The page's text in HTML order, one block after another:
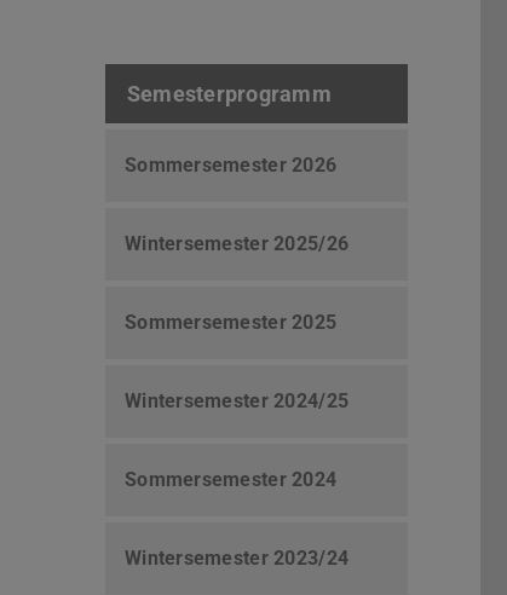
Semesterprogramm
Sommersemester 2026
Wintersemester 2025/26
Sommersemester 2025
Wintersemester 2024/25
Sommersemester 2024
Wintersemester 2023/24